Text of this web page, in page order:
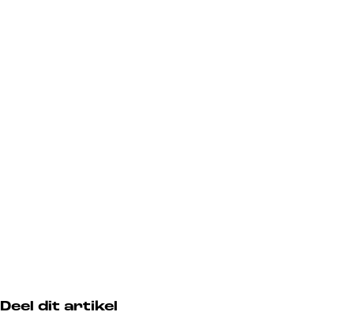
Deel dit artikel